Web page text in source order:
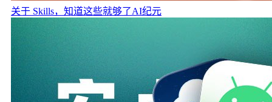
关于 Skills，知道这些就够了AI纪元